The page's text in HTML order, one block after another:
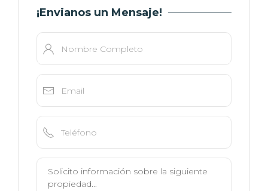
¡Envianos un Mensaje!